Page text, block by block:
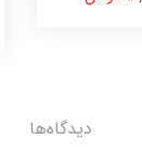
دیدگاه‌ها